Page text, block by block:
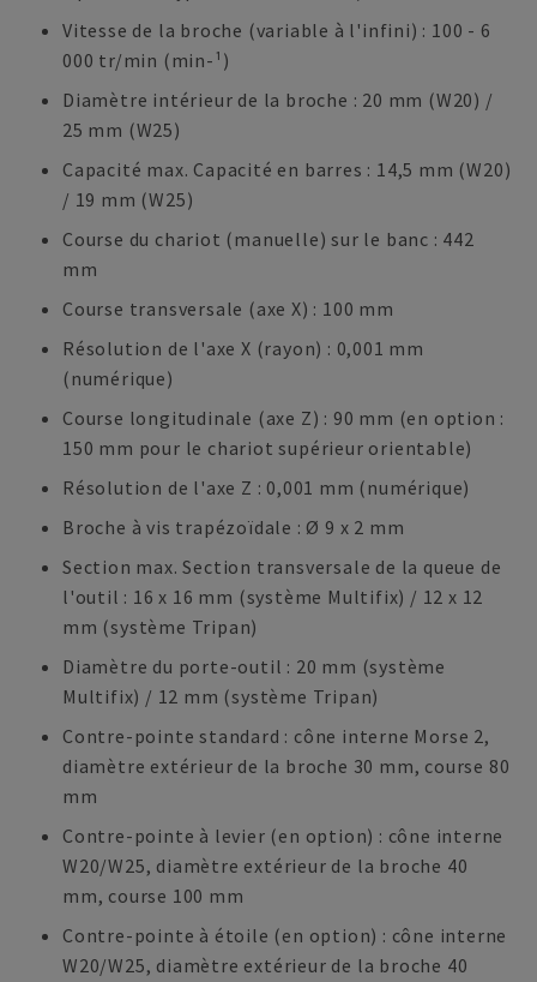
Vitesse de la broche (variable à l'infini) : 100 - 6
000 tr/min (min-¹)
Diamètre intérieur de la broche : 20 mm (W20) /
25 mm (W25)
Capacité max. Capacité en barres : 14,5 mm (W20)
/ 19 mm (W25)
Course du chariot (manuelle) sur le banc : 442
mm
Course transversale (axe X) : 100 mm
Résolution de l'axe X (rayon) : 0,001 mm
(numérique)
Course longitudinale (axe Z) : 90 mm (en option :
150 mm pour le chariot supérieur orientable)
Résolution de l'axe Z : 0,001 mm (numérique)
Broche à vis trapézoïdale : Ø 9 x 2 mm
Section max. Section transversale de la queue de
l'outil : 16 x 16 mm (système Multifix) / 12 x 12
mm (système Tripan)
Diamètre du porte-outil : 20 mm (système
Multifix) / 12 mm (système Tripan)
Contre-pointe standard : cône interne Morse 2,
diamètre extérieur de la broche 30 mm, course 80
mm
Contre-pointe à levier (en option) : cône interne
W20/W25, diamètre extérieur de la broche 40
mm, course 100 mm
Contre-pointe à étoile (en option) : cône interne
W20/W25, diamètre extérieur de la broche 40